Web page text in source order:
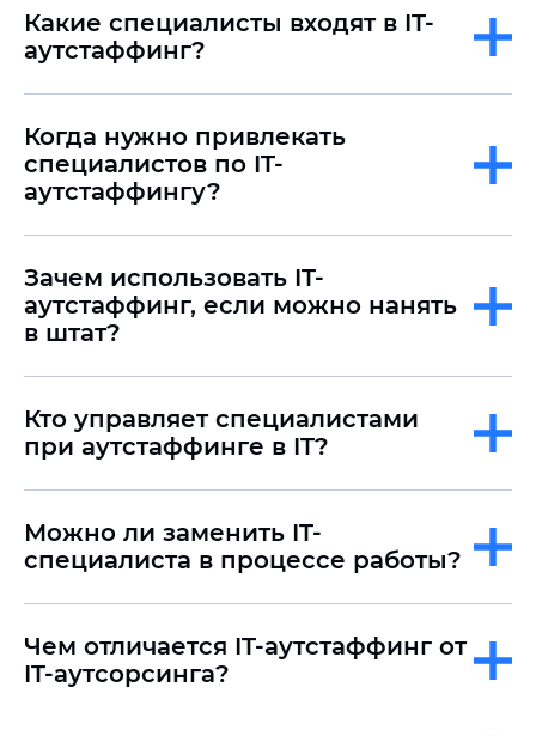
Какие специалисты входят в IT-
аутстаффинг?
Когда нужно привлекать
специалистов по IT-
аутстаффингу?
Зачем использовать IT-
аутстаффинг, если можно нанять
в штат?
Кто управляет специалистами
при аутстаффинге в IT?
Можно ли заменить IT-
специалиста в процессе работы?
Чем отличается IT-аутстаффинг от
IT-аутсорсинга?